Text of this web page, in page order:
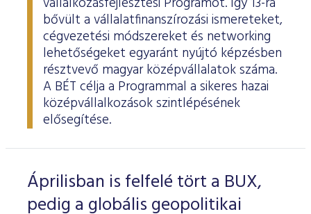
bővült a vállalatfinanszírozási ismereteket,
cégvezetési módszereket és networking
lehetőségeket egyaránt nyújtó képzésben
résztvevő magyar középvállalatok száma.
A BÉT célja a Programmal a sikeres hazai
középvállalkozások szintlépésének
elősegítése.
Áprilisban is felfelé tört a BUX,
pedig a globális geopolitikai